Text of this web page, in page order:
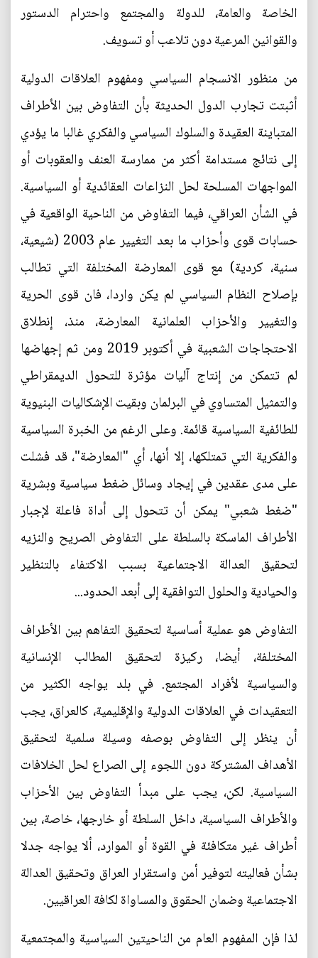
الخاصة والعامة، للدولة والمجتمع واحترام الدستور
والقوانين المرعية دون تلاعب أو تسويف.
من منظور الانسجام السياسي ومفهوم العلاقات الدولية
أثبتت تجارب الدول الحديثة بأن التفاوض بين الأطراف
المتباينة العقيدة والسلوك السياسي والفكري غالبا ما يؤدي
إلى نتائج مستدامة أكثر من ممارسة العنف والعقوبات أو
المواجهات المسلحة لحل النزاعات العقائدية أو السياسية.
في الشأن العراقي، فيما التفاوض من الناحية الواقعية في
حسابات قوى وأحزاب ما بعد التغيير عام 2003 (شيعية،
سنية، كردية) مع قوى المعارضة المختلفة التي تطالب
بإصلاح النظام السياسي لم يكن واردا، فان قوى الحرية
والتغيير والأحزاب العلمانية المعارضة، منذ، إنطلاق
الاحتجاجات الشعبية في أكتوبر 2019 ومن ثم إجهاضها
لم تتمكن من إنتاج آليات مؤثرة للتحول الديمقراطي
والتمثيل المتساوي في البرلمان وبقيت الإشكاليات البنيوية
للطائفية السياسية قائمة. وعلى الرغم من الخبرة السياسية
والفكرية التي تمتلكها، إلا أنها، أي "المعارضة"، قد فشلت
على مدى عقدين في إيجاد وسائل ضغط سياسية وبشرية
"ضغط شعبي" يمكن أن تتحول إلى أداة فاعلة لإجبار
الأطراف الماسكة بالسلطة على التفاوض الصريح والنزيه
لتحقيق العدالة الاجتماعية بسبب الاكتفاء بالتنظير
والحيادية والحلول التوافقية إلى أبعد الحدود...
التفاوض هو عملية أساسية لتحقيق التفاهم بين الأطراف
المختلفة، أيضا، ركيزة لتحقيق المطالب الإنسانية
والسياسية لأفراد المجتمع. في بلد يواجه الكثير من
التعقيدات في العلاقات الدولية والإقليمية، كالعراق، يجب
أن ينظر إلى التفاوض بوصفه وسيلة سلمية لتحقيق
الأهداف المشتركة دون اللجوء إلى الصراع لحل الخلافات
السياسية. لكن، يجب على مبدأ التفاوض بين الأحزاب
والأطراف السياسية، داخل السلطة أو خارجها، خاصة، بين
أطراف غير متكافئة في القوة أو الموارد، ألا يواجه جدلا
بشأن فعاليته لتوفير أمن واستقرار العراق وتحقيق العدالة
الاجتماعية وضمان الحقوق والمساواة لكافة العراقيين.
لذا فإن المفهوم العام من الناحيتين السياسية والمجتمعية